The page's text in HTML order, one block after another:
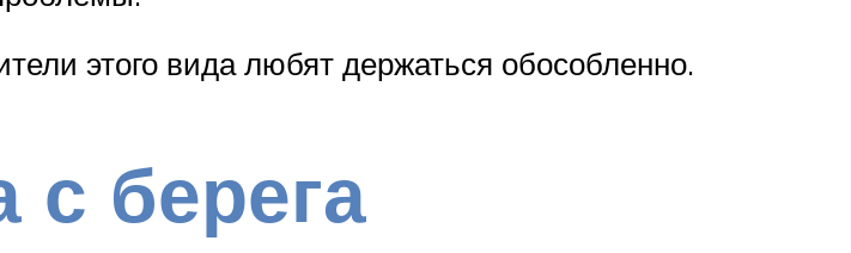
этого вида любят держаться обособленно.
с берега